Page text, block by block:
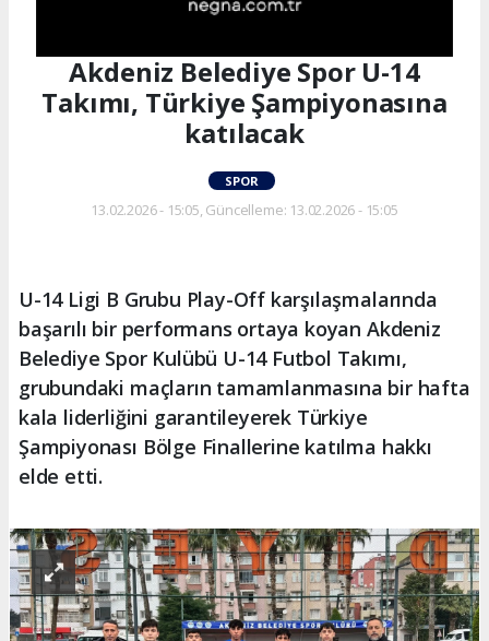
Akdeniz Belediye Spor U-14
Takımı, Türkiye Şampiyonasına
katılacak
SPOR
13.02.2026 - 15:05, Güncelleme: 13.02.2026 - 15:05
U-14 Ligi B Grubu Play-Off karşılaşmalarında
başarılı bir performans ortaya koyan Akdeniz
Belediye Spor Kulübü U-14 Futbol Takımı,
grubundaki maçların tamamlanmasına bir hafta
kala liderliğini garantileyerek Türkiye
Şampiyonası Bölge Finallerine katılma hakkı
elde etti.